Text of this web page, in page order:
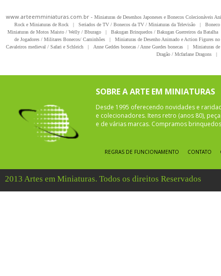
www.arteemminiaturas.com.br - Miniaturas de Desenhos Japoneses e Bonecos Colecionáveis
Rock e Miniaturas de Rock
| Seriados de TV / Bonecos da TV / Miniaturas da Televisão |
Miniaturas de Motos Maisto / Welly / Bburago
| Bakugan Brinquedos / Bakugan Guerreiros da Batalha
de Jogadores / Militares Bonecos/ Caminhões
|
Miniaturas de Desenho Animado e Action Figures
Cavaleiros medieval / Safari e Schleich
| Anne Geddes bonecas / Anne Guedes bonecas |
Miniaturas
Dragão / Mcfarlane Dragons
|
SOBRE A ARTE EM MINIATURAS
Desde 1995 oferecendo novidades e
e colecionadores. Itens retro (anos 80),
e de várias marcas. Compramos
REGRAS DE FUNCIONAMENTO CONTATO
2013 Artes em Miniaturas. Todos os direitos Reservados